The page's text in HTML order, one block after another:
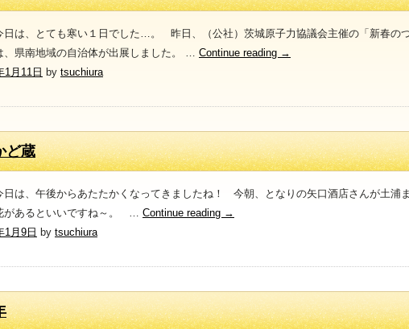
は、とても寒い１日でした…。 昨日、（公社）茨城原子力協議会主催の「新春の
県南地域の自治体が出展しました。 … Continue reading →
1月11日 by tsuchiura
ど蔵
は、午後からあたたかくなってきましたね！ 今朝、となりの矢口酒店さんが土浦
があるといいですね～。 … Continue reading →
1月9日 by tsuchiura